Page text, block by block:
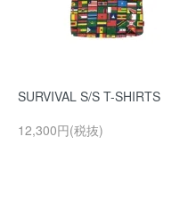
SURVIVAL S/S T-SHIRTS
12,300円(税抜)